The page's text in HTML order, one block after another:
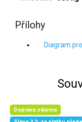
Přílohy
Diagram
Doprava zdarma